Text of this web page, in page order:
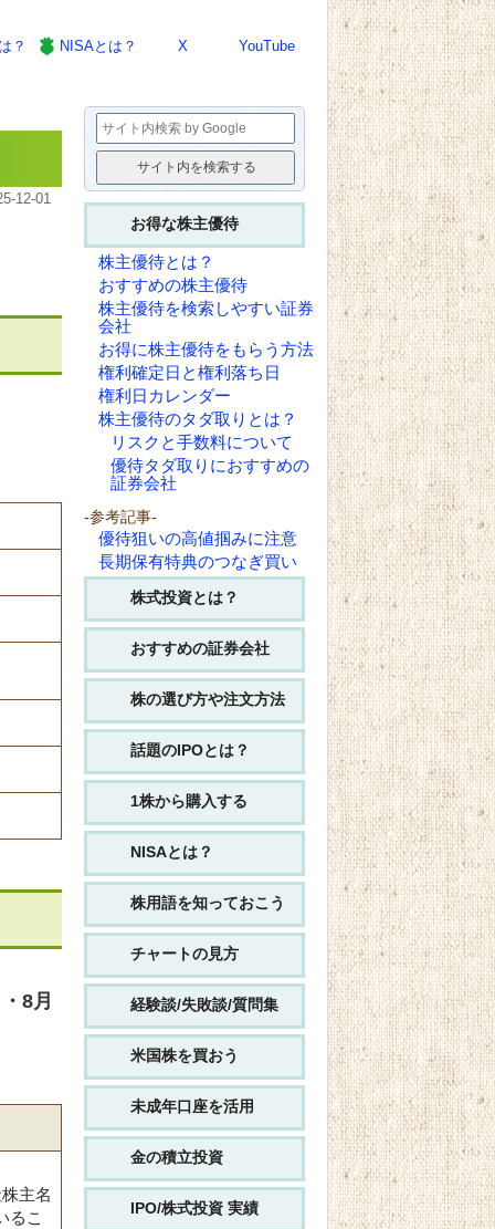
？ NISAとは？ X YouTube
12-01
8月
主名
るこ
お得な株主優待
株主優待とは？
おすすめの株主優待
株主優待を検索しやすい証券
会社
お得に株主優待をもらう方法
権利確定日と権利落ち日
権利日カレンダー
株主優待のタダ取りとは？
リスクと手数料について
優待タダ取りにおすすめの
証券会社
-参考記事-
優待狙いの高値掴みに注意
長期保有特典のつなぎ買い
株式投資とは？
おすすめの証券会社
株の選び方や注文方法
話題のIPOとは？
1株から購入する
NISAとは？
株用語を知っておこう
チャートの見方
経験談/失敗談/質問集
米国株を買おう
未成年口座を活用
金の積立投資
IPO/株式投資 実績